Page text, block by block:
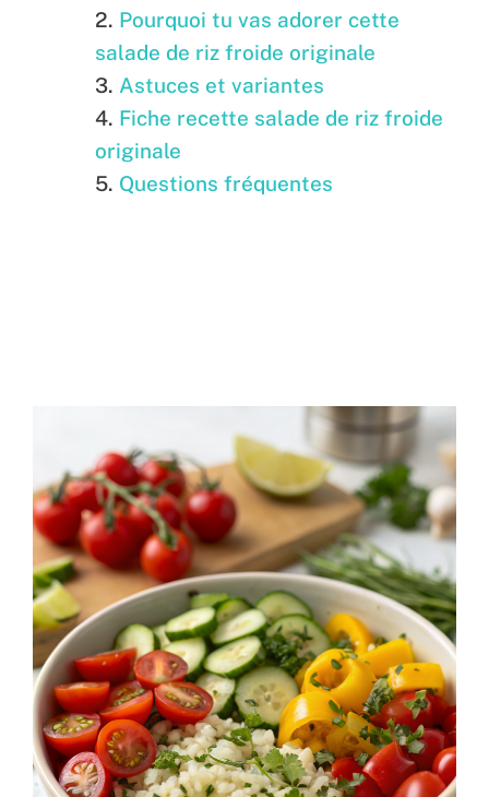
Pourquoi tu vas adorer cette
salade de riz froide originale
Astuces et variantes
Fiche recette salade de riz froide
originale
Questions fréquentes